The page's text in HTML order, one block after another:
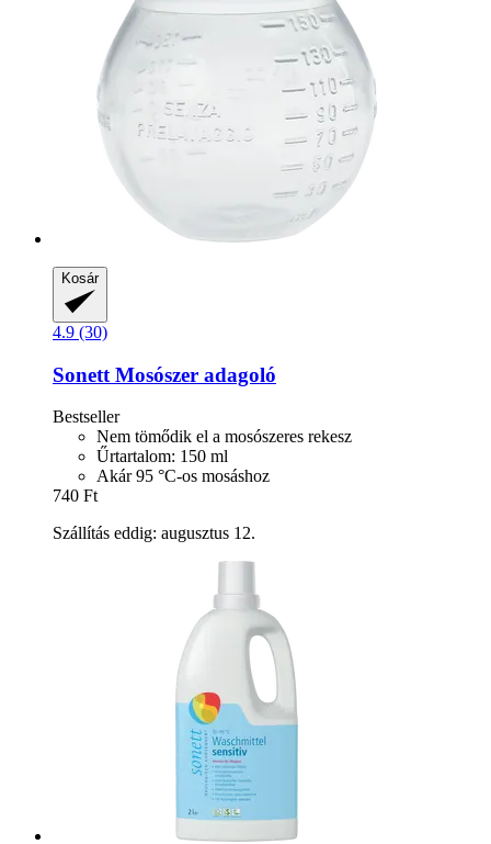
Kosár
4.9 (30)
Sonett Mosószer adagoló
Bestseller
Nem tömődik el a mosószeres rekesz
Űrtartalom: 150 ml
Akár 95 °C-os mosáshoz
740 Ft
Szállítás eddig: augusztus 12.